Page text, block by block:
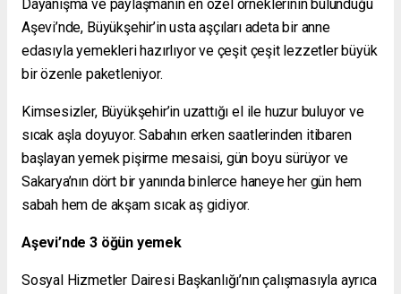
Dayanışma ve paylaşmanın en özel örneklerinin bulunduğu
Aşevi’nde, Büyükşehir’in usta aşçıları adeta bir anne
edasıyla yemekleri hazırlıyor ve çeşit çeşit lezzetler büyük
bir özenle paketleniyor.
Kimsesizler, Büyükşehir’in uzattığı el ile huzur buluyor ve
sıcak aşla doyuyor. Sabahın erken saatlerinden itibaren
başlayan yemek pişirme mesaisi, gün boyu sürüyor ve
Sakarya’nın dört bir yanında binlerce haneye her gün hem
sabah hem de akşam sıcak aş gidiyor.
Aşevi’nde 3 öğün yemek
Sosyal Hizmetler Dairesi Başkanlığı’nın çalışmasıyla ayrıca